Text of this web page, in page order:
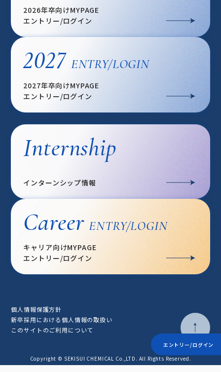
エントリー/ログイン
2026年卒向けMYPAGE
エントリー/ログイン
2027 ENTRY/LOGIN
2027年卒向けMYPAGE
エントリー/ログイン
Internship
インターンシップ情報
Career ENTRY/LOGIN
キャリア向けMYPAGE
エントリー/ログイン
個人情報保護方針
新卒採用における個人情報の取扱い
このサイトのご利用について
Copyright © SEKISUI CHEMICAL Co.,LTD. All Rights Reserved.